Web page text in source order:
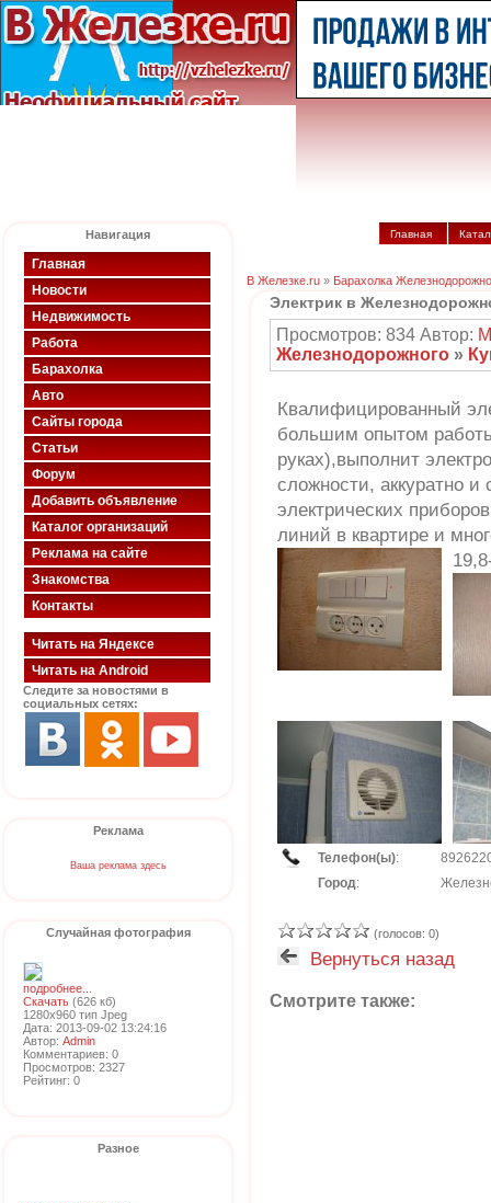
Навигация
Главная
Новости
Недвижимость
Работа
Барахолка
Авто
Сайты города
Статьи
Форум
Добавить объявление
Каталог организаций
Реклама на сайте
Знакомства
Контакты
Читать на Яндексе
Читать на Android
Следите за новостями в
социальных сетях:
Реклама
Ваша реклама здесь
Случайная фотография
подробнее...
Скачать (626 кб)
1280x960 тип Jpeg
Дата: 2013-09-02 13:24:16
Автор: Admin
Комментариев: 0
Просмотров: 2327
Рейтинг: 0
Разное
Главная
В Железке.ru » Барахолка
Электрик в
Просмотров: 834 Автор:
Железнодорожного »
Квалифицированный
большим опытом
руках),выполнит
сложности, аккуратно
электрических
линий в квартире и
Телефон(ы):
Город:
(голосов: 0)
Вернуться назад
Смотрите также: